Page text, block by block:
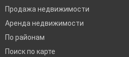
Продажа недвижимости
Аренда недвижимости
По районам
Поиск по карте